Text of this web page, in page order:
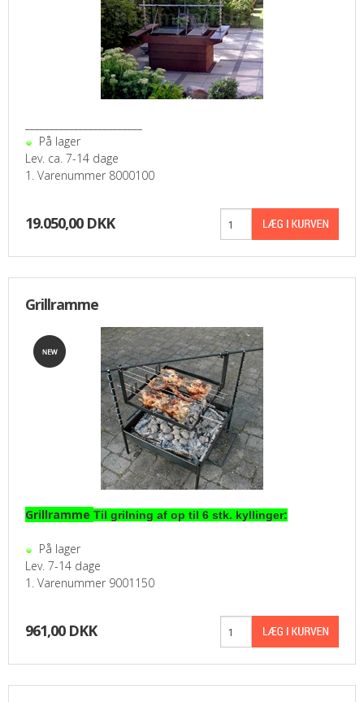
På lager
Lev. ca. 7-14 dage
1. Varenummer 8000100
19.050,00 DKK
Grillramme
Grillramme Til grilning af op til 6 stk. kyllinger:
På lager
Lev. 7-14 dage
1. Varenummer 9001150
961,00 DKK